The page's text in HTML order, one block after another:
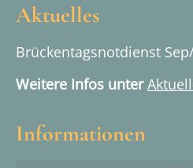
Aktuelles
Brückentagsnotdienst
Weitere Infos unter
Informationen